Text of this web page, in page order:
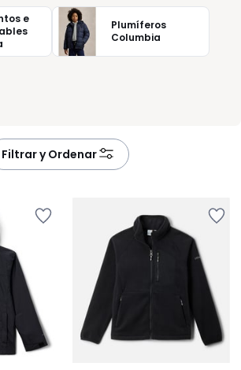
e
Plumíferos
Columbia
Filtrar y Ordenar